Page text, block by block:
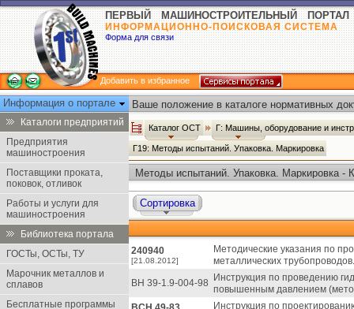
ПЕРВЫЙ МАШИНОСТРОИТЕЛЬНЫЙ ПОРТАЛ
ИНФОРМАЦИОННО-ПОИСКОВАЯ СИСТЕМА
Форма для связи
Добавить в избранное
Информация о портале
Каталоги предприятий
Предприятия
машиностроения
Поставщики проката,
поковок, отливок
Работы и услуги для
машиностроения
Библиотека портала
ГОСТы, ОСТы, ТУ
Марочник металлов и
сплавов
Бесплатные программы
Ваше положение в каталоге нормативных
Каталог ОСТ Г: Машины, оборудование и
Г19: Методы испытаний. Упаковка. Маркировка
Методы испытаний. Упаковка. Маркировка -
Сортировка
240940
[21.08.2012]
Методические указания по
металлических трубопроводов.
ВН 39-1.9-004-98
Инструкция по проведению
повышенным давлением
Инструкция по